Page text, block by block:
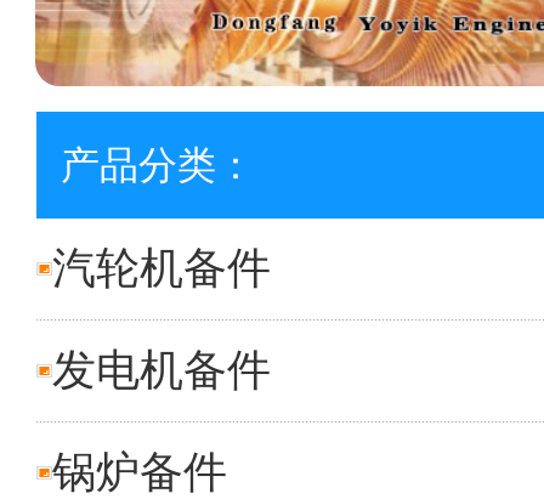
产品分类：
汽轮机备件
发电机备件
锅炉备件